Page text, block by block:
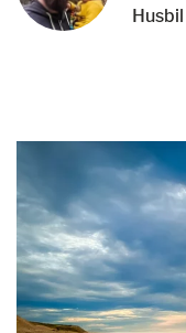
Husbil